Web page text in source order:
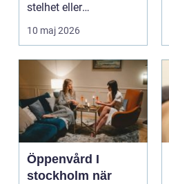
stelhet eller
återkommande värk
börjar...
10 maj 2026
Öppenvård I
stockholm när